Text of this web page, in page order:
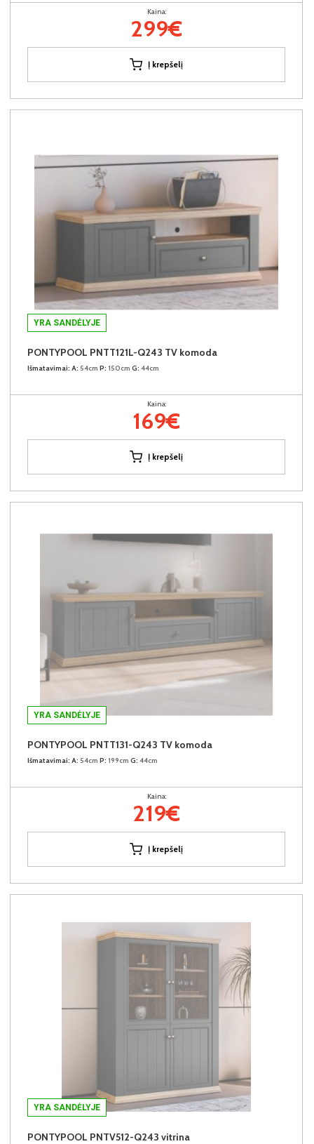
Kaina:
299€
Į krepšelį
YRA SANDĖLYJE
PONTYPOOL PNTT121L-Q243 TV komoda
Išmatavimai: A: 54cm P: 150cm G: 44cm
Kaina:
169€
Į krepšelį
YRA SANDĖLYJE
PONTYPOOL PNTT131-Q243 TV komoda
Išmatavimai: A: 54cm P: 199cm G: 44cm
Kaina:
219€
Į krepšelį
YRA SANDĖLYJE
PONTYPOOL PNTV512-Q243 vitrina